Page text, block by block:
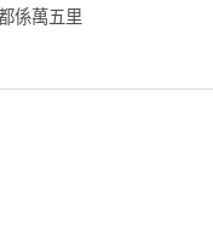
係萬五里